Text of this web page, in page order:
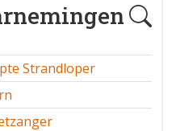
Strandloper